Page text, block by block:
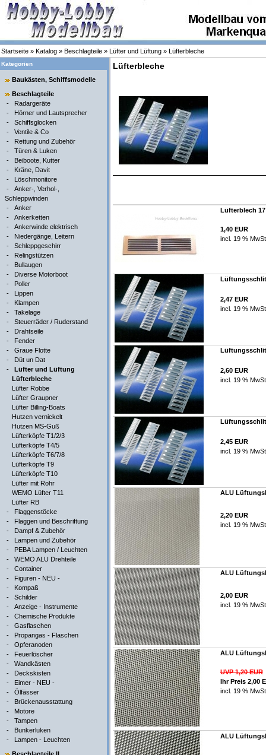
Startseite » Katalog » Beschlagteile » Lüfter und Lüftung » Lüfterbleche
Kategorien
Baukästen, Schiffsmodelle
Beschlagteile
- Radargeräte
- Hörner und Lautsprecher
- Schiffsglocken
- Ventile & Co
- Rettung und Zubehör
- Türen & Luken
- Beiboote, Kutter
- Kräne, Davit
- Löschmonitore
- Anker-, Verhol-,
Schleppwinden
- Anker
- Ankerketten
- Ankerwinde elektrisch
- Niedergänge, Leitern
- Schleppgeschirr
- Relingstützen
- Bullaugen
- Diverse Motorboot
- Poller
- Lippen
- Klampen
- Takelage
- Steuerräder / Ruderstand
- Drahtseile
- Fender
- Graue Flotte
- Düt un Dat
- Lüfter und Lüftung
Lüfterbleche
Lüfter Robbe
Lüfter Graupner
Lüfter Billing-Boats
Hutzen vernickelt
Hutzen MS-Guß
Lüfterköpfe T1/2/3
Lüfterköpfe T4/5
Lüfterköpfe T6/7/8
Lüfterköpfe T9
Lüfterköpfe T10
Lüfter mit Rohr
WEMO Lüfter T11
Lüfter RB
- Flaggenstöcke
- Flaggen und Beschriftung
- Dampf & Zubehör
- Lampen und Zubehör
- PEBA Lampen / Leuchten
- WEMO ALU Drehteile
- Container
- Figuren - NEU -
- Kompaß
- Schilder
- Anzeige - Instrumente
- Chemische Produkte
- Gasflaschen
- Propangas - Flaschen
- Opferanoden
- Feuerlöscher
- Wandkästen
- Deckskisten
- Eimer - NEU -
- Ölfässer
- Brückenausstattung
- Motore
- Tampen
- Bunkerluken
- Lampen - Leuchten
Lüfterbleche
Lüfterblech 17
1,40 EUR
incl. 19 %
2,47 EUR
incl. 19 %
2,60 EUR
incl. 19 %
2,45 EUR
incl. 19 %
ALU
2,20 EUR
incl. 19 %
ALU
2,00 EUR
incl. 19 %
ALU
UVP 1,20 EUR
Ihr Preis 2,00
incl. 19 %
ALU